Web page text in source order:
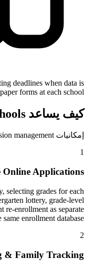
deadlines when data is
forms at each school
كيف يساعد OpenEduCat K-12 Schools
إمكانيات admission management مصممة خصيصاً لـk-12 schools.
1
Applications
selecting grades for each
lottery, grade-level
re-enrollment as separate
enrollment database.
2
& Family Tracking